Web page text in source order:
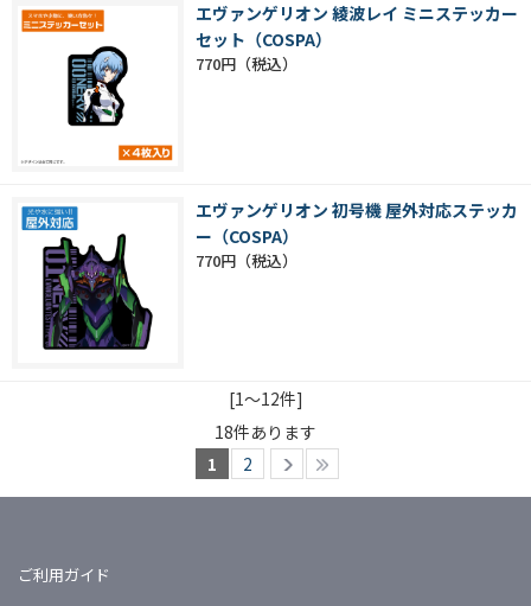
エヴァンゲリオン 綾波レイ ミニステッカー
セット（COSPA）
770円
エヴァンゲリオン 初号機 屋外対応ステッカ
ー（COSPA）
770円
[1～12件]
18件あります
1
2
ご利用ガイド